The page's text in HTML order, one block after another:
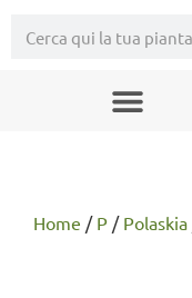
Home / P / Polaskia